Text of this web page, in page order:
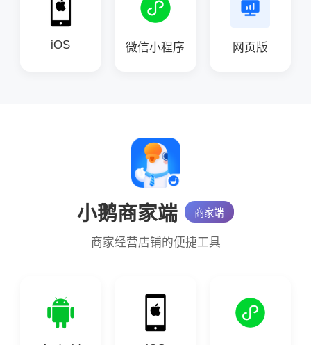
iOS 微信小程序 网页版
小鹅商家端 商家端
商家经营店铺的便捷工具